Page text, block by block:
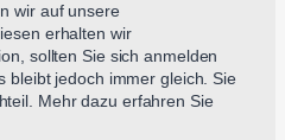
wir auf unsere
erhalten wir
sollten Sie sich anmelden
bleibt jedoch immer gleich. Sie
Mehr dazu erfahren Sie